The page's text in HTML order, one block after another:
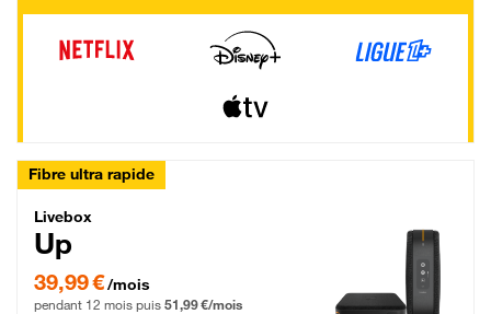
Fibre ultra rapide
Livebox Up Fibre
Livebox
Up
39,99 € par mois pendant 12 mois puis 51,99 € par mois, Engagement 12 mois
39,99 €/mois
pendant 12 mois puis 51,99 €/mois